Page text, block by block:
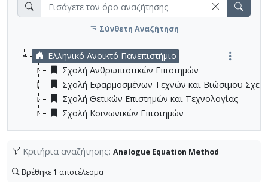
Σύνθετη Αναζήτηση
Ελληνικό Ανοικτό Πανεπιστήμιο
Σχολή Ανθρωπιστικών Επιστημών
Σχολή Εφαρμοσμένων Τεχνών και Βιώσιμου
Σχολή Θετικών Επιστημών και Τεχνολογίας
Σχολή Κοινωνικών Επιστημών
Κριτήρια αναζήτησης: Analogue Equation Method
Βρέθηκε1 αποτέλεσμα